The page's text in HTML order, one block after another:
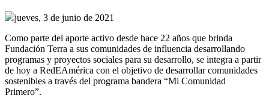
jueves, 3 de junio de 2021
Como parte del aporte activo desde hace 22 años que brinda
Fundación Terra a sus comunidades de influencia desarrollando
programas y proyectos sociales para su desarrollo, se integra a partir
de hoy a RedEAmérica con el objetivo de desarrollar comunidades
sostenibles a través del programa bandera “Mi Comunidad
Primero”.